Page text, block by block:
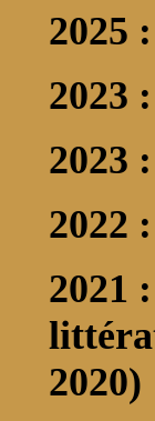
2025
2023
2023
2022
2021
2020)